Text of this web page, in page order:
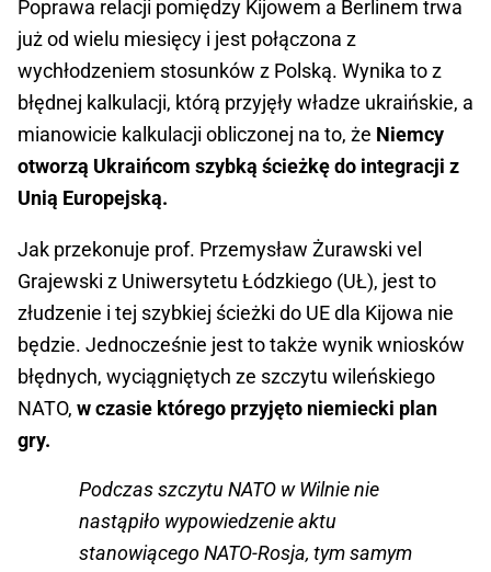
Poprawa relacji pomiędzy Kijowem a Berlinem trwa
już od wielu miesięcy i jest połączona z
wychłodzeniem stosunków z Polską. Wynika to z
błędnej kalkulacji, którą przyjęły władze ukraińskie, a
mianowicie kalkulacji obliczonej na to, że Niemcy
otworzą Ukraińcom szybką ścieżkę do integracji z
Unią Europejską.
Jak przekonuje prof. Przemysław Żurawski vel
Grajewski z Uniwersytetu Łódzkiego (UŁ), jest to
złudzenie i tej szybkiej ścieżki do UE dla Kijowa nie
będzie. Jednocześnie jest to także wynik wniosków
błędnych, wyciągniętych ze szczytu wileńskiego
NATO, w czasie którego przyjęto niemiecki plan
gry.
Podczas szczytu NATO w Wilnie nie
nastąpiło wypowiedzenie aktu
stanowiącego NATO-Rosja, tym samym